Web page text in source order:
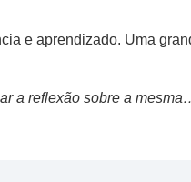
e aprendizado. Uma
a reflexão sobre a